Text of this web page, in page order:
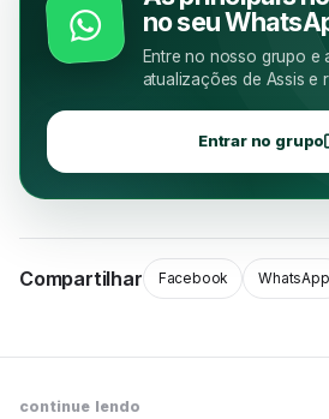
no seu
Entre no nosso grupo e
atualizações de Assis e
Entrar no grupo
Compartilhar Facebook WhatsApp
continue lendo